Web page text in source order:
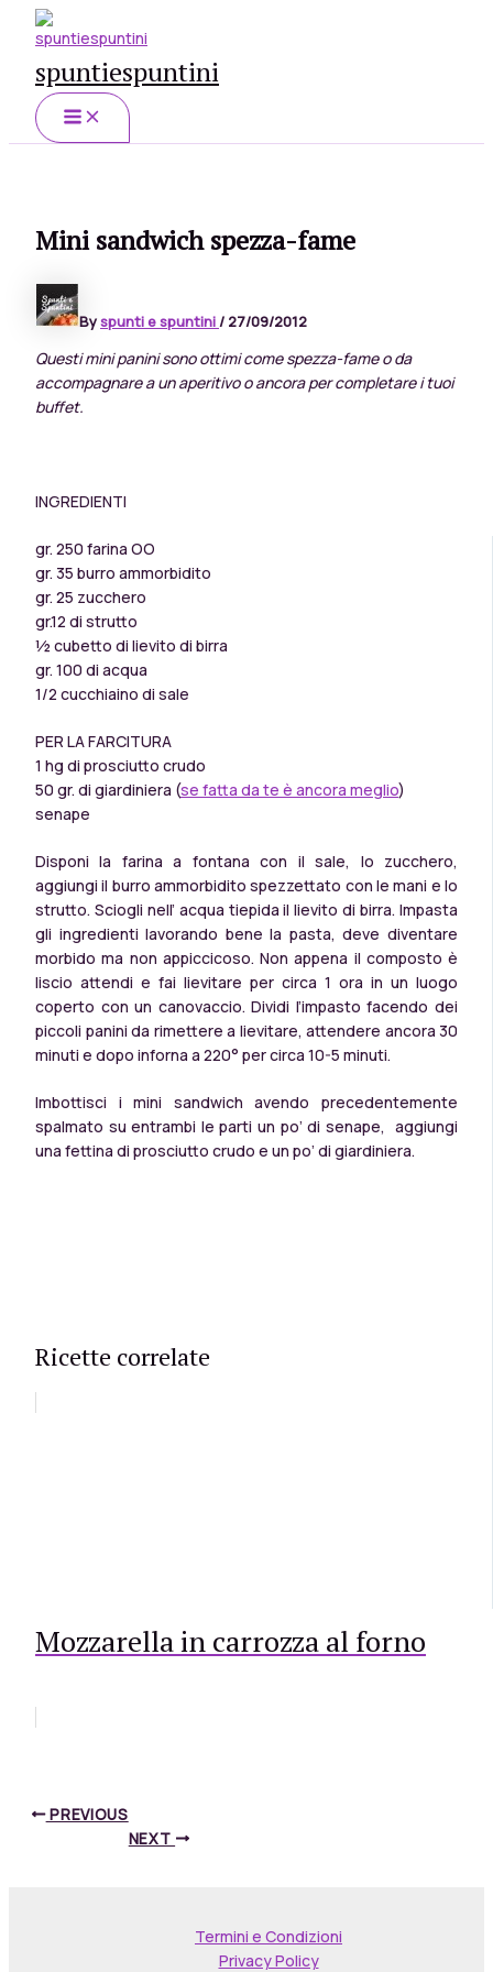
Skip
content
spuntiespuntini
MAIN
MENU
Mini sandwich spezza-fame
Byspunti e spuntini/ 27/09/2012
Questi mini panini sono ottimi come spezza-fame o da
accompagnare a un aperitivo o ancora per completare i tuoi
buffet.
INGREDIENTI
gr. 250 farina OO
gr. 35 burro ammorbidito
gr. 25 zucchero
gr.12 di strutto
½ cubetto di lievito di birra
gr. 100 di acqua
1/2 cucchiaino di sale
PER LA FARCITURA
1 hg di prosciutto crudo
50 gr. di giardiniera (se fatta da te è ancora meglio)
senape
Disponi la farina a fontana con il sale, lo zucchero,
aggiungi il burro ammorbidito spezzettato con le mani e lo
strutto. Sciogli nell’ acqua tiepida il lievito di birra. Impasta
gli ingredienti lavorando bene la pasta, deve diventare
morbido ma non appiccicoso. Non appena il composto è
liscio attendi e fai lievitare per circa 1 ora in un luogo
coperto con un canovaccio. Dividi l’impasto facendo dei
piccoli panini da rimettere a lievitare, attendere ancora 30
minuti e dopo inforna a 220° per circa 10-5 minuti.
Imbottisci i mini sandwich avendo precedentemente
spalmato su entrambi le parti un po’ di senape, aggiungi
una fettina di prosciutto crudo e un po’ di giardiniera.
Ricette correlate
Mozzarella in carrozza al forno
PREVIOUS
NEXT
Termini e Condizioni
Privacy Policy